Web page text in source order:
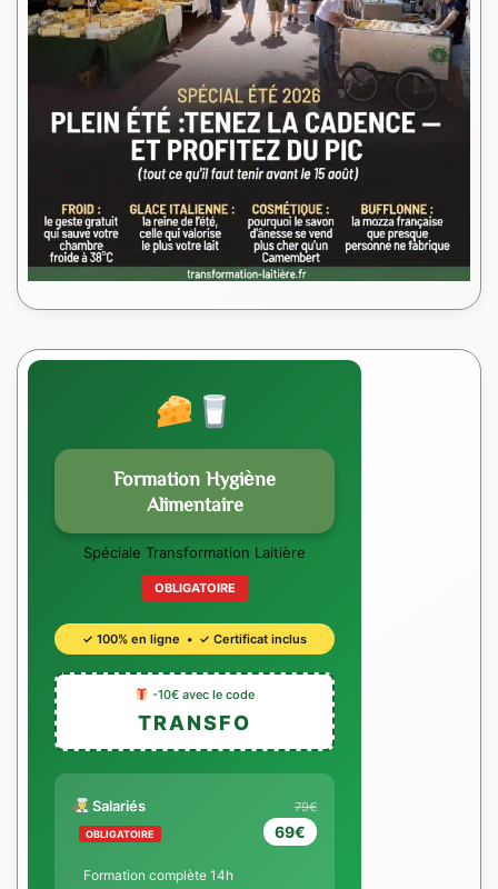
Formation Hygiène
Alimentaire
Spéciale Transformation Laitière
OBLIGATOIRE
✓ 100% en ligne • ✓ Certificat inclus
-10€ avec le code
TRANSFO
Salariés
OBLIGATOIRE
79€
69€
Formation complète 14h